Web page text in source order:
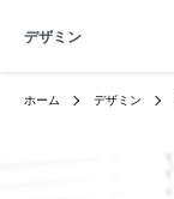
デザミン
ホーム デザミン